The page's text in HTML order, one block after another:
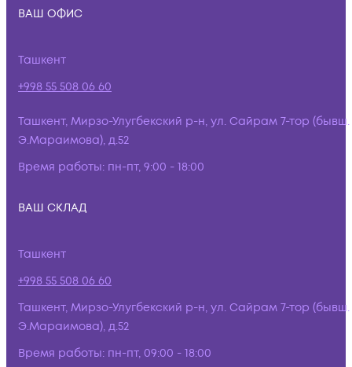
ВАШ ОФИС
Ташкент
+998 55 508 06 60
Ташкент, Мирзо-Улугбекский р-н, ул. Сайрам 7-тор (бывш.
Э.Мараимова), д.52
Время работы: пн-пт, 9:00 - 18:00
ВАШ СКЛАД
Ташкент
+998 55 508 06 60
Ташкент, Мирзо-Улугбекский р-н, ул. Сайрам 7-тор (бывш.
Э.Мараимова), д.52
Время работы: пн-пт, 09:00 - 18:00